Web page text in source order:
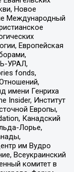
Новое
Международный
Европейская
УРАЛ,
fonds,
Генриха
Insider, Институт
Европы,
Канадский
Лорье,
им Вудро
Всеукраинский
комитет в